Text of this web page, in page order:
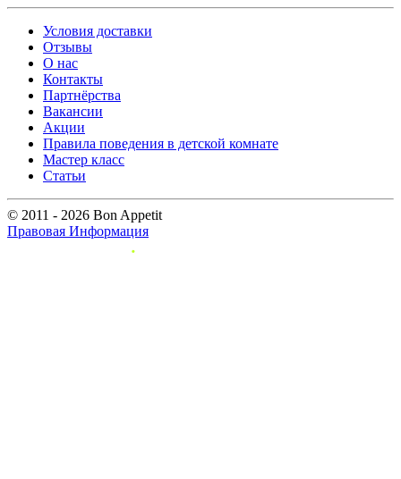
Условия доставки
Отзывы
О нас
Контакты
Партнёрства
Вакансии
Акции
Правила поведения в детской комнате
Мастер класс
Статьи
© 2011 - 2026 Bon Appetit
Правовая Информация